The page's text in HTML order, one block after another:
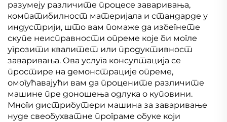
разумеју различите процесе заваривања,
компатибилност материјала и стандарде у
индустрији, што вам помаже да избегнете
скупе неисправности опреме које би могле
угрозити квалитет или продуктивност
заваривања. Ова услуга консултација се
простире на демонстрације опреме,
омогућавајући вам да процените различите
машине пре доношења одлука о куповини.
Многи дистрибутери машина за заваривање
нуде свеобухватне програме обуке који